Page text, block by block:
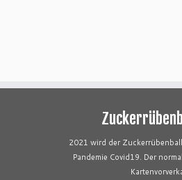
2021 wird der
Pandemie Covid19. Der